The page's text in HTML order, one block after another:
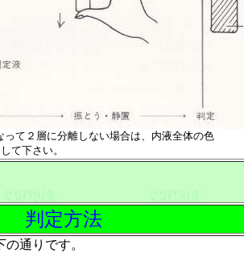
て２層に分離しない場合は、内液全体の色
て下さい。
判定方法
通りです。